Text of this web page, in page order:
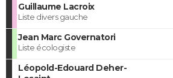
Guillaume Lacroix
Liste divers gauche
Jean Marc Governatori
Liste écologiste
Léopold-Edouard Deher-